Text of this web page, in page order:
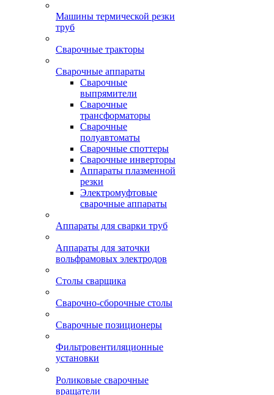
Машины термической резки
труб
Сварочные тракторы
Сварочные аппараты
Сварочные
выпрямители
Сварочные
трансформаторы
Сварочные
полуавтоматы
Сварочные споттеры
Сварочные инверторы
Аппараты плазменной
резки
Электромуфтовые
сварочные аппараты
Аппараты для сварки труб
Аппараты для заточки
вольфрамовых электродов
Столы сварщика
Сварочно-сборочные столы
Сварочные позиционеры
Фильтровентиляционные
установки
Роликовые сварочные
вращатели